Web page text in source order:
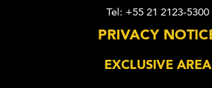
Tel: +55 21 2123-5300
PRIVACY
EXCLUSIVE AREA